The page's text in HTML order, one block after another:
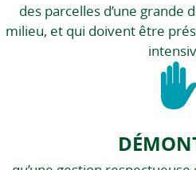
des parcelles d’une grande
milieu, et qui doivent être